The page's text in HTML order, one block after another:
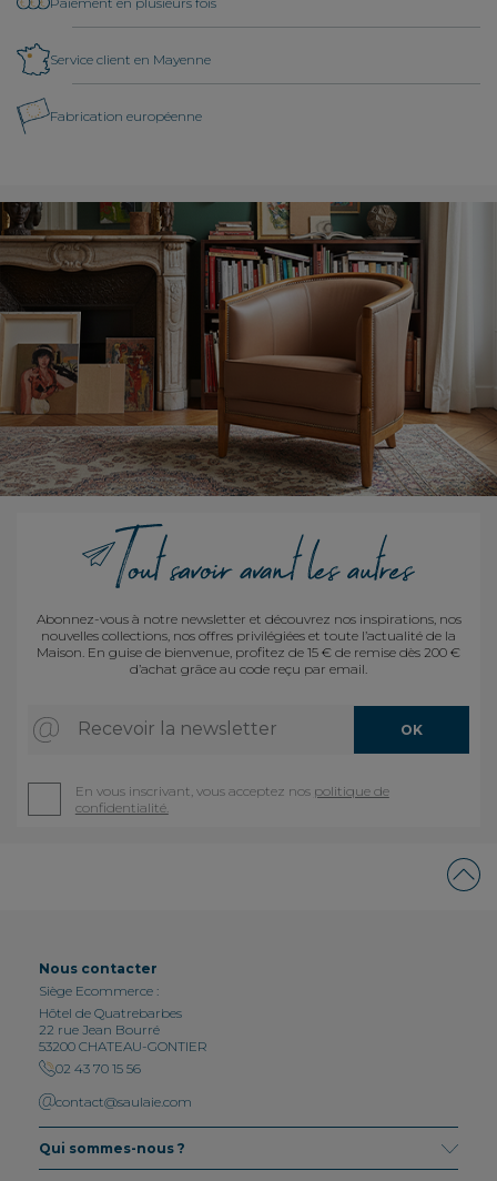
Service client en Mayenne
Fabrication européenne
Abonnez-vous à notre newsletter et découvrez nos inspirations, nos
nouvelles collections, nos offres privilégiées et toute l’actualité de la
Maison. En guise de bienvenue, profitez de 15 € de remise dès 200 €
d’achat grâce au code reçu par email.
Recevoir la newsletter OK
En vous inscrivant, vous acceptez nos politique de
confidentialité.
Nous contacter
Siège Ecommerce :
Hôtel de Quatrebarbes
22 rue Jean Bourré
53200 CHATEAU-GONTIER
02 43 70 15 56
contact@saulaie.com
Qui sommes-nous ?